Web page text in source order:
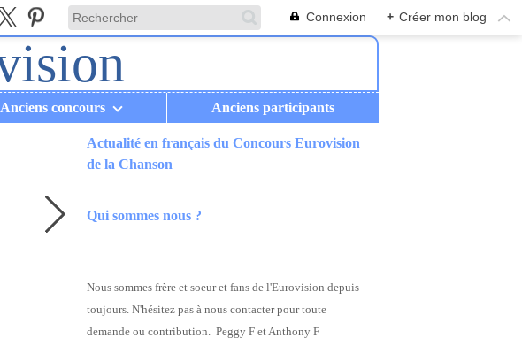
Connexion + Créer mon blog
Anciens concours Anciens participants
Actualité en français du Concours Eurovision
de la Chanson
Qui sommes nous ?
Nous sommes frère et soeur et fans de l'Eurovision depuis
toujours. N'hésitez pas à nous contacter pour toute
demande ou contribution. Peggy F et Anthony F